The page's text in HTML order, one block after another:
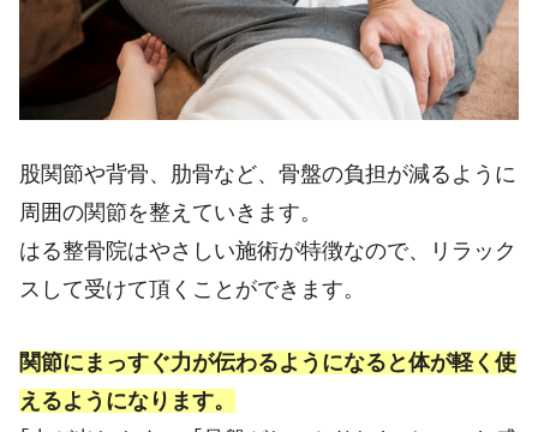
股関節や背骨、肋骨など、骨盤の負担が減るように
周囲の関節を整えていきます。
はる整骨院はやさしい施術が特徴なので、リラック
スして受けて頂くことができます。
関節にまっすぐ力が伝わるようになると体が軽く使
えるようになります。